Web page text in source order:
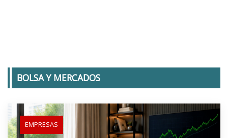
BOLSA Y MERCADOS
EMPRESAS